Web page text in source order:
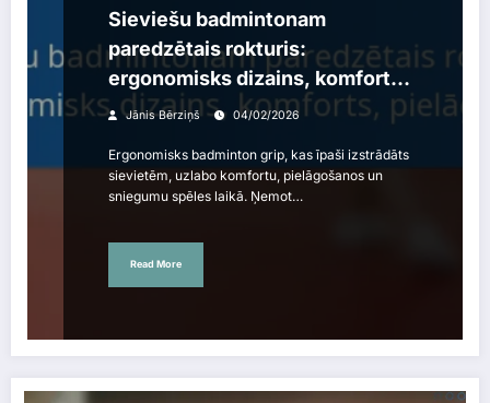
Sieviešu badmintonam
paredzētais rokturis:
ergonomisks dizains, komforts,
pielāgojums
Jānis Bērziņš 04/02/2026
Ergonomisks badminton grip, kas īpaši izstrādāts
sievietēm, uzlabo komfortu, pielāgošanos un
sniegumu spēles laikā. Ņemot…
Read More